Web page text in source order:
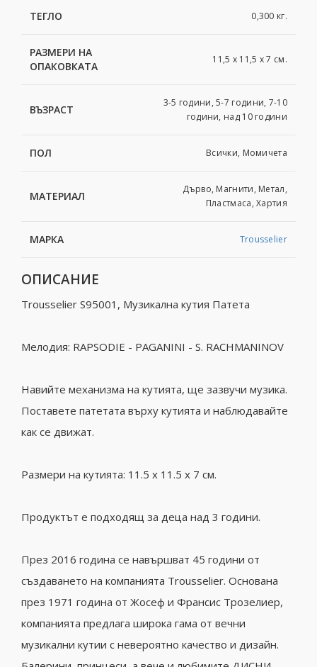
ТЕГЛО 0,300 кг.
РАЗМЕРИ НА
ОПАКОВКАТА
11,5 x 11,5 x 7 см.
ВЪЗРАСТ
3-5 години, 5-7 години, 7-10
години, над 10 години
ПОЛ Всички, Момичета
МАТЕРИАЛ
Дърво, Магнити, Метал,
Пластмаса, Хартия
МАРКА Trousselier
ОПИСАНИЕ
Trousselier S95001, Mузикална кутия Патета
Мелодия: RAPSODIE - PAGANINI - S. RACHMANINOV
Навийте механизма на кутията, ще зазвучи музика.
Поставете патетата върху кутията и наблюдавайте
как се движат.
Размери на кутията: 11.5 x 11.5 x 7 см.
Продуктът е подходящ за деца над 3 години.
През 2016 година се навършват 45 години от
създаването на компанията Trousselier. Основана
през 1971 година от Жосеф и Франсис Трозелиер,
компанията предлага широка гама от вечни
музикални кутии с невероятно качество и дизайн.